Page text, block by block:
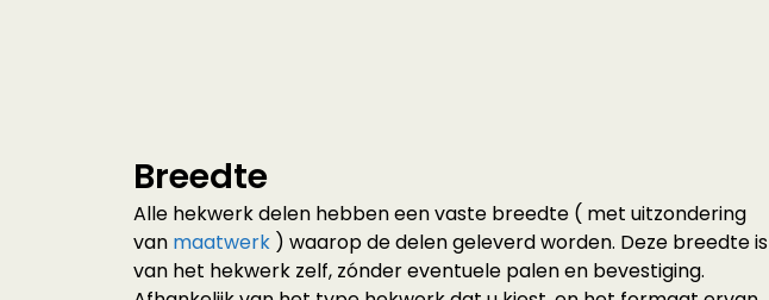
Breedte
Alle hekwerk delen hebben een vaste breedte ( met uitzondering
van maatwerk ) waarop de delen geleverd worden. Deze breedte is
van het hekwerk zelf, zónder eventuele palen en bevestiging.